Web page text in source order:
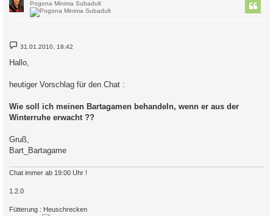
Pogona Minima Subadult
B
e
i
t
g
31.01.2010, 18:42
Hallo,
heutiger Vorschlag für den Chat :
Wie soll ich meinen Bartagamen behandeln, wenn er aus der
Winterruhe erwacht ??
Gruß,
Bart_Bartagame
Chat immer ab 19:00 Uhr !
1.2.0
Fütterung : Heuschrecken